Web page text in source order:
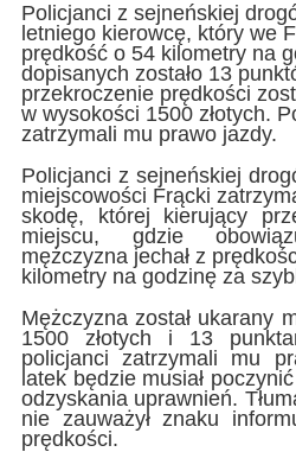
Policjanci z sejneńskiej
letniego kierowcę, który we
prędkość o 54 kilometry na
dopisanych zostało 13
przekroczenie prędkości
w wysokości 1500 złotych.
zatrzymali mu prawo jazdy.
Policjanci z sejneńskiej
miejscowości Frącki
skodę, której kierujący
miejscu, gdzie
mężczyzna jechał z
kilometry na godzinę za
Mężczyzna został ukarany
1500 złotych i 13
policjanci zatrzymali mu
latek będzie musiał
odzyskania uprawnień.
nie zauważył znaku
prędkości.